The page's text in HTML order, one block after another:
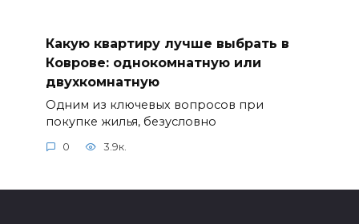
Какую квартиру лучше выбрать в
Коврове: однокомнатную или
двухкомнатную
Одним из ключевых вопросов при
покупке жилья, безусловно
0 3.9к.